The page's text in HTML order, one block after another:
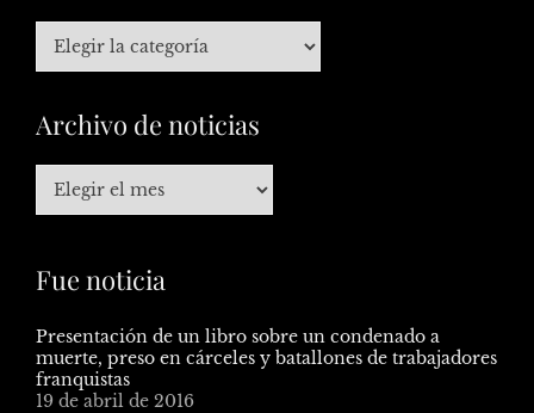
Archivo de noticias
Fue noticia
Presentación de un libro sobre un condenado a
muerte, preso en cárceles y batallones de trabajadores
franquistas
19 de abril de 2016